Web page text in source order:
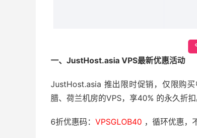
一、JustHost.asia VPS最新优惠活动
JustHost.asia 推出限时促销，仅限购
腊、荷兰机房的VPS，享40% 的永久折扣
6折优惠码： VPSGLOB40 ，循环优惠，